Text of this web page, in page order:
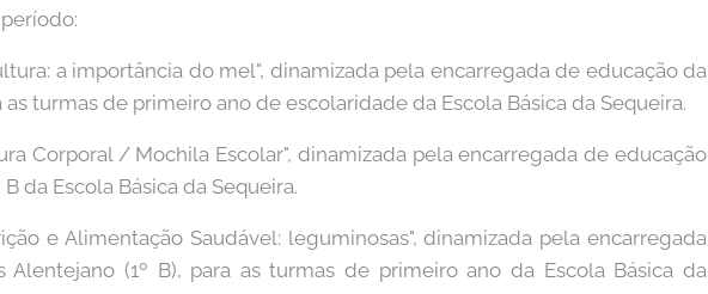
a importância do mel", dinamizada pela encarregada de educação da
as turmas de primeiro ano de escolaridade da Escola Básica da Sequeira.
Corporal / Mochila Escolar", dinamizada pela encarregada de educação
da Escola Básica da Sequeira.
e Alimentação Saudável: leguminosas", dinamizada pela encarregada
(1º B), para as turmas de primeiro ano da Escola Básica da